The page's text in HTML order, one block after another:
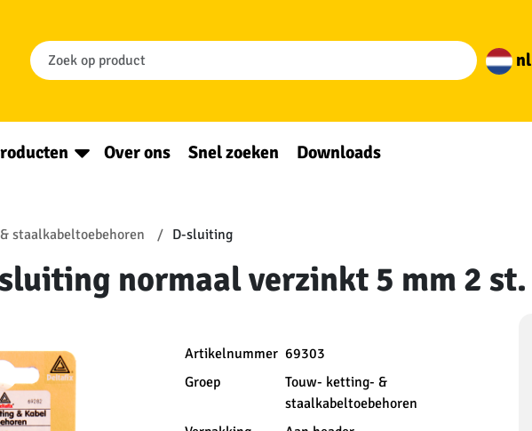
nl
Over ons Snel zoeken Downloads
staalkabeltoebehoren D-sluiting
normaal verzinkt 5 mm 2 st.
Artikelnummer 69303
Groep
Touw- ketting- &
staalkabeltoebehoren